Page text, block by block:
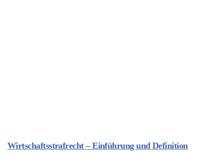
Wirtschaftsstrafrecht – Einführung und Definition